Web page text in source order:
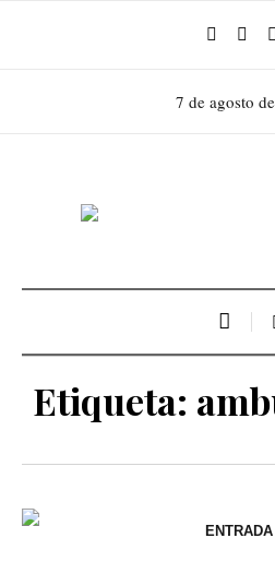
7 de agosto
Etiqueta:
ENTRADA